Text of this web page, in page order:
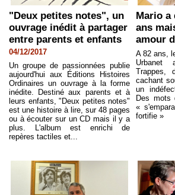
"Deux petites notes", un
ouvrage inédit à partager
entre parents et enfants
04/12/2017
Un groupe de passionnées publie
aujourd'hui aux Éditions Histoires
Ordinaires un ouvrage à la forme
inédite. Destiné aux parents et à
leurs enfants, "Deux petites notes"
est une histoire à lire, sur 48 pages
ou à écouter sur un CD mais il y a
plus. L'album est enrichi de
repères tactiles et...
Mario a
ans
amour
A 82 ans,
Trappes,
cachant
un
Des mots
«
fortifie »